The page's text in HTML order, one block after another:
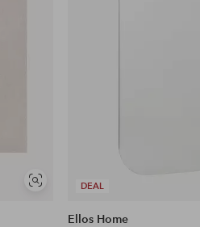
Vis
DEAL
Ellos Home